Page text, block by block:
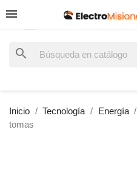
search
Inicio Tecnología Energía
tomas